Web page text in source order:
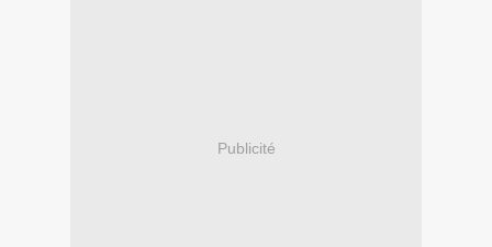
Publicité